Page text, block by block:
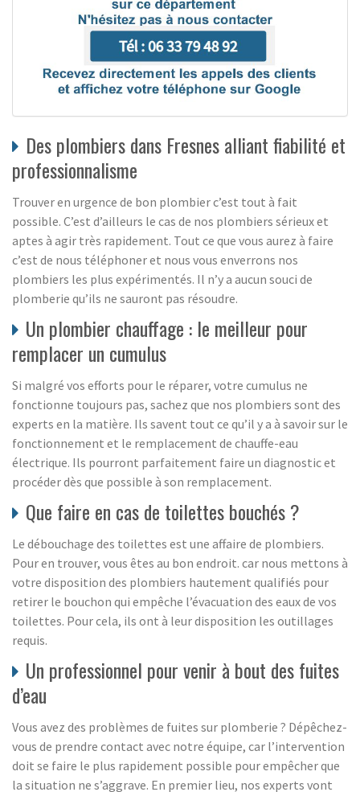
Des plombiers dans Fresnes alliant fiabilité et
professionnalisme
Trouver en urgence de bon plombier c’est tout à fait
possible. C’est d’ailleurs le cas de nos plombiers sérieux et
aptes à agir très rapidement. Tout ce que vous aurez à faire
c’est de nous téléphoner et nous vous enverrons nos
plombiers les plus expérimentés. Il n’y a aucun souci de
plomberie qu’ils ne sauront pas résoudre.
Un plombier chauffage : le meilleur pour
remplacer un cumulus
Si malgré vos efforts pour le réparer, votre cumulus ne
fonctionne toujours pas, sachez que nos plombiers sont des
experts en la matière. Ils savent tout ce qu’il y a à savoir sur le
fonctionnement et le remplacement de chauffe-eau
électrique. Ils pourront parfaitement faire un diagnostic et
procéder dès que possible à son remplacement.
Que faire en cas de toilettes bouchés ?
Le débouchage des toilettes est une affaire de plombiers.
Pour en trouver, vous êtes au bon endroit. car nous mettons à
votre disposition des plombiers hautement qualifiés pour
retirer le bouchon qui empêche l’évacuation des eaux de vos
toilettes. Pour cela, ils ont à leur disposition les outillages
requis.
Un professionnel pour venir à bout des fuites
d’eau
Vous avez des problèmes de fuites sur plomberie ? Dépêchez-
vous de prendre contact avec notre équipe, car l’intervention
doit se faire le plus rapidement possible pour empêcher que
la situation ne s’aggrave. En premier lieu, nos experts vont